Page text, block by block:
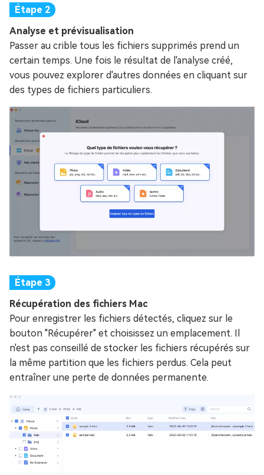
Analyse et prévisualisation
Passer au crible tous les fichiers supprimés prend un
certain temps. Une fois le résultat de l'analyse créé,
vous pouvez explorer d'autres données en cliquant sur
des types de fichiers particuliers.
Récupération des fichiers Mac
Pour enregistrer les fichiers détectés, cliquez sur le
bouton "Récupérer" et choisissez un emplacement. Il
n'est pas conseillé de stocker les fichiers récupérés sur
la même partition que les fichiers perdus. Cela peut
entraîner une perte de données permanente.